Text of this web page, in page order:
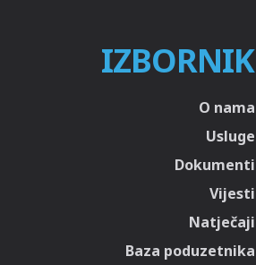
IZBORNIK
O nama
Usluge
Dokumenti
Vijesti
Natječaji
Baza poduzetnika